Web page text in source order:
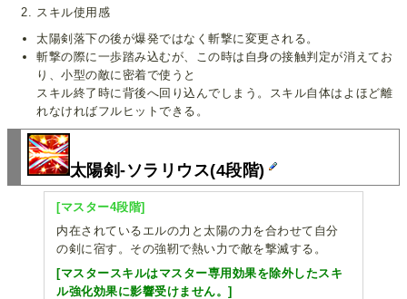
スキル使用感
太陽剣落下の後が爆発ではなく斬撃に変更される。
斬撃の際に一歩踏み込むが、この時は自身の接触判定が消えてお
り、小型の敵に密着で使うと
スキル終了時に背後へ回り込んでしまう。スキル自体はよほど離
れなければフルヒットできる。
太陽剣-ソラリウス(4段階)
[マスター4段階]
内在されているエルの力と太陽の力を合わせて自分
の剣に宿す。その強靭で熱い力で敵を撃滅する。
[マスタースキルはマスター専用効果を除外したスキ
ル強化効果に影響受けません。]